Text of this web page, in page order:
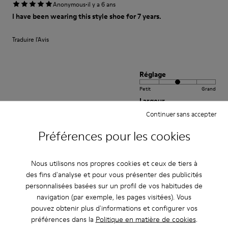
Préférences pour les cookies
Nous utilisons nos propres cookies et ceux de tiers à
des fins d'analyse et pour vous présenter des publicités
personnalisées basées sur un profil de vos habitudes de
navigation (par exemple, les pages visitées). Vous
pouvez obtenir plus d'informations et configurer vos
préférences dans la Politique en matière de cookies.
Continuer sans accepter
Anonymous·il y a 6 ans
I have been wearing this style shoe for 7 years.
Traduire l'Avis
Réglage
Petit Grand
Largeur
Étroite Large
Anonymous·il y a 6 ans
Traduire l'Avis
Réglage